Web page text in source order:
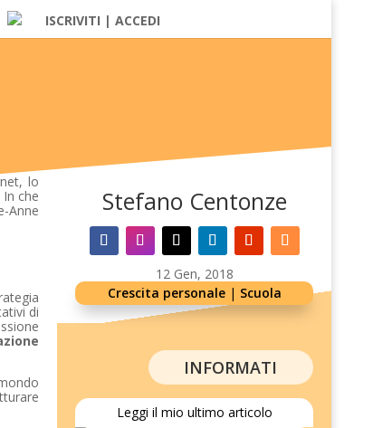
ISCRIVITI | ACCEDI
lo
che
Anne
di
Stefano Centonze
12 Gen, 2018
Crescita personale| Scuola
INFORMATI
Leggi il mio ultimo articolo